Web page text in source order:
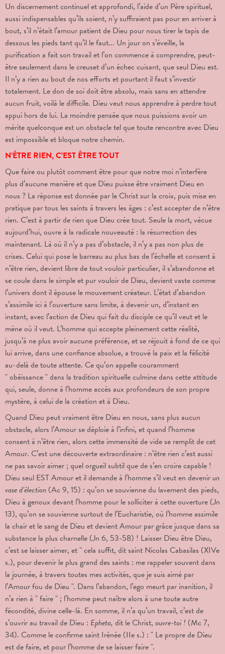
Un discernement continuel et approfondi, l’aide d’un Père spirituel,
aussi indispensables qu’ils soient, n’y suffiraient pas pour en arriver à
bout, s’il n’était l’amour patient de Dieu pour nous tirer le tapis de
dessous les pieds tant qu’il le faut... Un jour on s’éveille, la
purification a fait son travail et l’on commence à comprendre, peut-
être seulement dans le creuset d’un échec cuisant, que seul Dieu est.
Il n’y a rien au bout de nos efforts et pourtant il faut s’investir
totalement. Le don de soi doit être absolu, mais sans en attendre
aucun fruit, voilà le difficile. Dieu veut nous apprendre à perdre tout
appui hors de lui. La moindre pensée que nous puissions avoir un
mérite quelconque est un obstacle tel que toute rencontre avec Dieu
est impossible et bloque notre chemin.
N’ÊTRE RIEN, C’EST ÊTRE TOUT
Que faire ou plutôt comment être pour que notre moi n’interfère
plus d’aucune manière et que Dieu puisse être vraiment Dieu en
nous ? La réponse est donnée par le Christ sur la croix, puis mise en
pratique par tous les saints à travers les âges : c’est accepter de n’être
rien. C’est à partir de rien que Dieu crée tout. Seule la mort, vécue
aujourd’hui, ouvre à la radicale nouveauté : la résurrection des
maintenant. Là où il n’y a pas d’obstacle, il n’y a pas non plus de
crises. Celui qui pose le barreau au plus bas de l’échelle et consent à
n’être rien, devient libre de tout vouloir particulier, il s’abandonne et
se coule dans le simple et pur vouloir de Dieu, devient vaste comme
l’univers dont il épouse le mouvement créateur. L’état d’abandon
s’assimile ici à l’ouverture sans limite, à devenir un, d’instant en
instant, avec l’action de Dieu qui fait du disciple ce qu’il veut et le
mène où il veut. L’homme qui accepte pleinement cette réalité,
jusqu’à ne plus avoir aucune préférence, et se réjouit à fond de ce qui
lui arrive, dans une confiance absolue, a trouvé la paix et la félicité
au-delà de toute attente. Ce qu’on appelle couramment
" obéissance " dans la tradition spirituelle culmine dans cette attitude
qui, seule, donne à l’homme accès aux profondeurs de son propre
mystère, à celui de la création et à Dieu.
Quand Dieu peut vraiment être Dieu en nous, sans plus aucun
obstacle, alors l’Amour se déploie à l’infini, et quand l’homme
consent à n’être rien, alors cette immensité de vide se remplit de cet
Amour. C’est une découverte extraordinaire : n’être rien c’est aussi
ne pas savoir aimer ; quel orgueil subtil que de s’en croire capable !
Dieu seul EST Amour et il demande à l’homme s’il veut en devenirun
vase d’élection (Ac 9, 15) : qu’on se souvienne du lavement des pieds,
Dieu à genoux devant l’homme pour le solliciter à cette ouverture (Jn
13), qu’on se souvienne surtout de l’Eucharistie, où l’homme assimile
la chair et le sang de Dieu et devient Amour par grâce jusque dans sa
substance la plus charnelle (Jn 6, 53-58) ! Laisser Dieu être Dieu,
c’est se laisser aimer, et " cela suffit, dit saint Nicolas Cabasilas (XIVe
s.), pour devenir le plus grand des saints : me rappeler souvent dans
la journée, à travers toutes mes activités, que je suis aimé par
l’Amour fou de Dieu ". Dans l’abandon, l’ego meurt par inanition, il
n’a rien à " faire " ; l’homme peut naître alors à une toute autre
fécondité, divine celle-là. En somme, il n’a qu’un travail, c’est de
s’ouvrir au travail de Dieu : Epheta, dit le Christ, ouvre-toi ! (Mc 7,
34). Comme le confirme saint Irénée (IIe s.) : " Le propre de Dieu
est de faire, et pour l’homme de se laisser faire ".